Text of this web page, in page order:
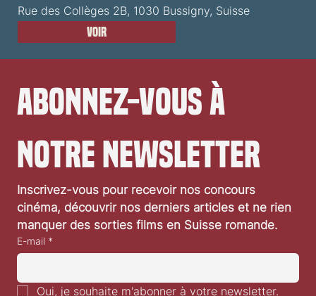
Rue des Collèges 2B, 1030 Bussigny, Suisse
Voir
Abonnez-vous à
notre newsletter
Inscrivez-vous pour recevoir nos concours
cinéma, découvrir nos derniers articles et ne rien
manquer des sorties films en Suisse romande.
E-mail *
Oui, je souhaite m'abonner à votre newsletter.